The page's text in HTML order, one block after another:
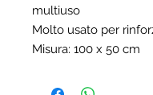
multiuso
Molto usato per
Misura: 100 x 50 cm